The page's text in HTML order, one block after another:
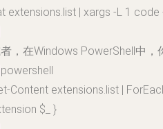
extensions.list | xargs -L 1 code
，在Windows PowerShell中，
powershell
Content extensions.list |
$_ }